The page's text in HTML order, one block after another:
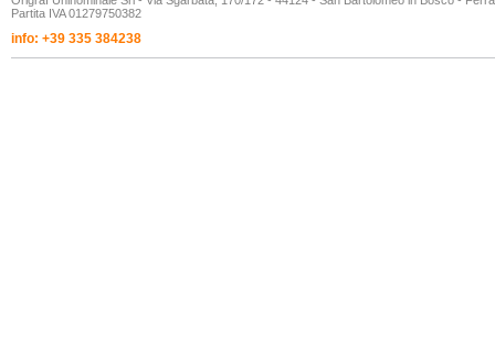
Partita IVA 01279750382
info: +39 335 384238